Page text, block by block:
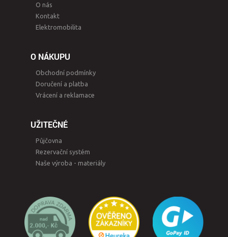
O nás
Kontakt
Elektromobilita
O NÁKUPU
Obchodní podmínky
Doručení a platba
Vrácení a reklamace
UŽITEČNÉ
Půjčovna
Rezervační systém
Naše výroba - materiály